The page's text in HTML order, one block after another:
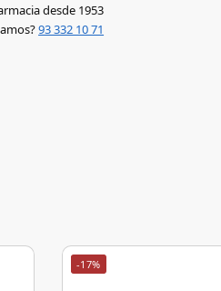
desde 1953
93 332 10 71
-17%